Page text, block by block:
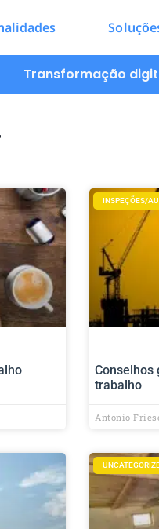
Transformação
INSPEÇÕES/
Conselhos
trabalho
Antonio